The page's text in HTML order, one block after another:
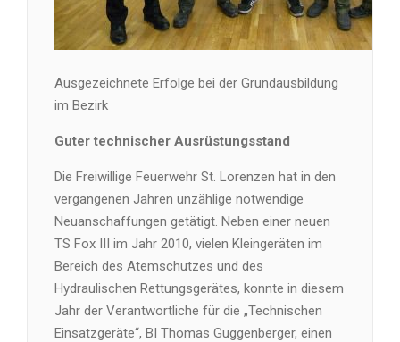
Ausgezeichnete Erfolge bei der Grundausbildung
im Bezirk
Guter technischer Ausrüstungsstand
Die Freiwillige Feuerwehr St. Lorenzen hat in den
vergangenen Jahren unzählige notwendige
Neuanschaffungen getätigt. Neben einer neuen
TS Fox III im Jahr 2010, vielen Kleingeräten im
Bereich des Atemschutzes und des
Hydraulischen Rettungsgerätes, konnte in diesem
Jahr der Verantwortliche für die „Technischen
Einsatzgeräte“, BI Thomas Guggenberger, einen